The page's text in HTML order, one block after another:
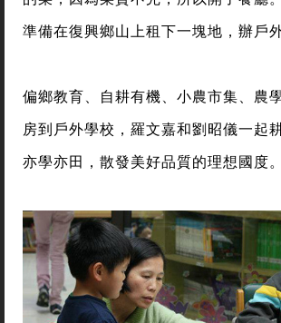
準備在復興鄉山上租下一塊地，辦戶外
偏鄉教育、自耕有機、小農市集、農
房到戶外學校，羅文嘉和劉昭儀一起
亦學亦田，散發美好品質的理想國度。